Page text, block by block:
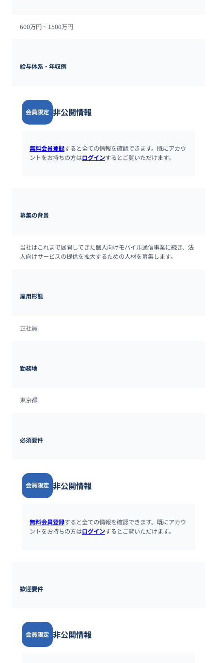
600万円 ~ 1500万円
給与体系・年収例
会員限定 非公開情報
無料会員登録すると全ての情報を確認できます。既にアカウ
ントをお持ちの方はログインするとご覧いただけます。
募集の背景
当社はこれまで展開してきた個人向けモバイル通信事業に続き、法
人向けサービスの提供を拡大するための人材を募集します。
雇用形態
正社員
勤務地
東京都
必須要件
会員限定 非公開情報
無料会員登録すると全ての情報を確認できます。既にアカウ
ントをお持ちの方はログインするとご覧いただけます。
歓迎要件
会員限定 非公開情報